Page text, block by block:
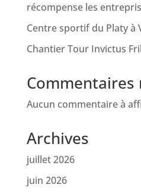
récompense les
Centre sportif du Platy à
Chantier Tour Invictus
Commentaires
Aucun commentaire à
Archives
juillet 2026
juin 2026